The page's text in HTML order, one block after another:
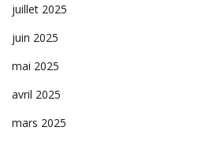
juillet 2025
juin 2025
mai 2025
avril 2025
mars 2025